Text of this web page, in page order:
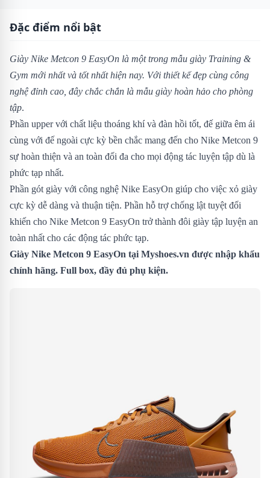
Đặc điểm nổi bật
Giày Nike Metcon 9 EasyOn là một trong mẫu giày Training &
Gym mới nhất và tốt nhất hiện nay. Với thiết kế đẹp cùng công
nghệ đỉnh cao, đây chắc chắn là mẫu giày hoàn hảo cho phòng
tập.
Phần upper với chất liệu thoáng khí và đàn hồi tốt, đế giữa êm ái
cùng với đế ngoài cực kỳ bền chắc mang đến cho Nike Metcon 9
sự hoàn thiện và an toàn đối đa cho mọi động tác luyện tập dù là
phức tạp nhất.
Phần gót giày với công nghệ Nike EasyOn giúp cho việc xỏ giày
cực kỳ dễ dàng và thuận tiện. Phần hỗ trợ chống lật tuyệt đối
khiến cho Nike Metcon 9 EasyOn trở thành đôi giày tập luyện an
toàn nhất cho các động tác phức tạp.
Giày Nike Metcon 9 EasyOn tại Myshoes.vn được nhập khẩu
chính hãng. Full box, đầy đủ phụ kiện.